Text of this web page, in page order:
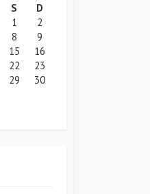
S
D
1
2
8
9
15
16
22
23
29
30